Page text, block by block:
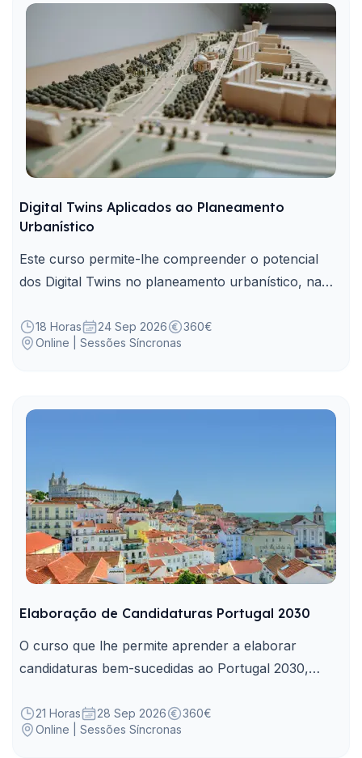
Digital Twins Aplicados ao Planeamento
Urbanístico
Este curso permite-lhe compreender o potencial
dos Digital Twins no planeamento urbanístico, na
18 Horas 24 Sep 2026
360€
Online | Sessões Síncronas
Elaboração de Candidaturas Portugal 2030
O curso que lhe permite aprender a elaborar
candidaturas bem-sucedidas ao Portugal 2030,
dos projetos da Administração Pública.
21 Horas 28 Sep 2026
360€
Online | Sessões Síncronas